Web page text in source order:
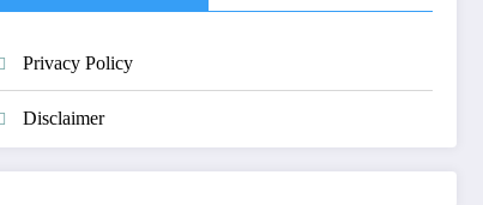
Privacy Policy
Disclaimer